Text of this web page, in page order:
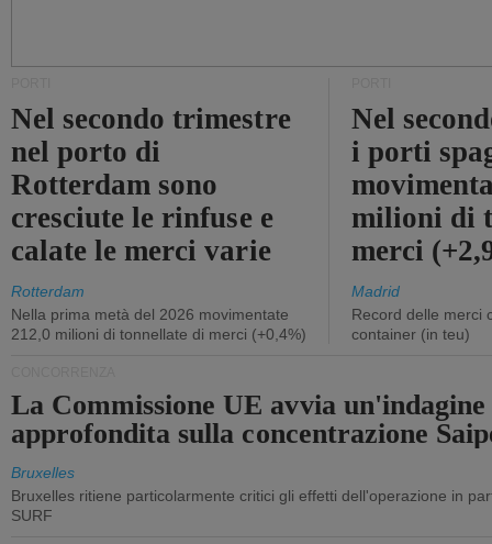
Nel secondo trimestre
nel porto di
Rotterdam sono
cresciute le rinfuse e
calate le merci varie
Rotterdam
Nella prima metà del 2026 movimentate
212,0 milioni di tonnellate di merci (+0,4%)
Nel
i porti
milioni di
merci
Madrid
Record delle merci
container (in teu)
La Commissione UE avvia un'indagine
approfondita sulla concentrazione
Bruxelles
Bruxelles ritiene particolarmente critici gli effetti dell'operazione in
SURF